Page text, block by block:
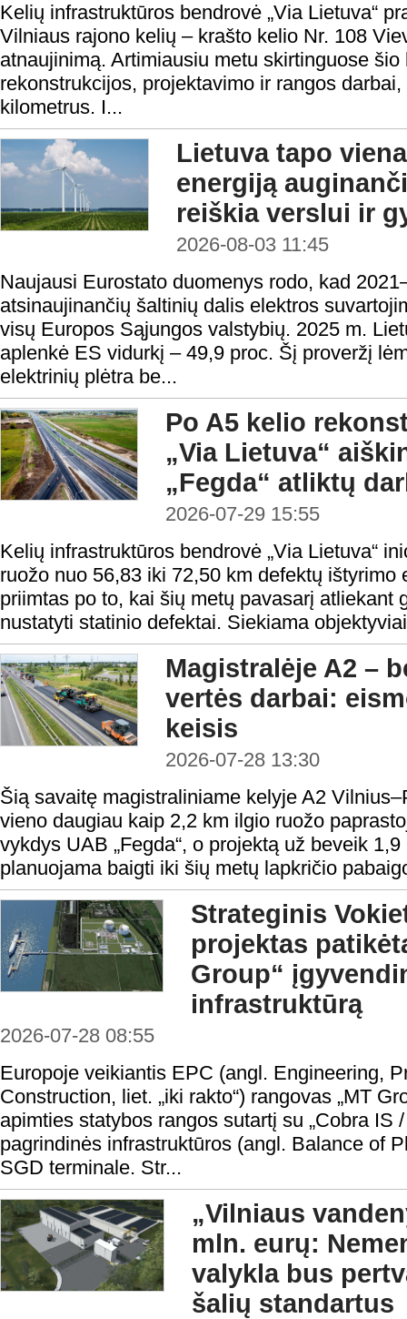
Kelių infrastruktūros bendrovė „Via Lietuva“
Vilniaus rajono kelių – krašto kelio Nr. 108
atnaujinimą. Artimiausiu metu skirtinguose
rekonstrukcijos, projektavimo ir rangos
kilometrus. I...
Lietuva tapo
energiją
reiškia verslui ir
2026-08-03 11:45
Naujausi Eurostato duomenys rodo, kad
atsinaujinančių šaltinių dalis elektros
visų Europos Sąjungos valstybių. 2025 m.
aplenkė ES vidurkį – 49,9 proc. Šį proveržį
elektrinių plėtra be...
Po A5 kelio
„Via Lietuva“
„Fegda“ atliktų
2026-07-29 15:55
Kelių infrastruktūros bendrovė „Via Lietuva“
ruožo nuo 56,83 iki 72,50 km defektų ištyrimo
priimtas po to, kai šių metų pavasarį atliekant
nustatyti statinio defektai. Siekiama
Magistralėje A2 –
vertės darbai:
keisis
2026-07-28 13:30
Šią savaitę magistraliniame kelyje A2
vieno daugiau kaip 2,2 km ilgio ruožo
vykdys UAB „Fegda“, o projektą už beveik
planuojama baigti iki šių metų lapkričio
Strateginis
projektas
Group“
infrastruktūrą
2026-07-28 08:55
Europoje veikiantis EPC (angl. Engineering,
Construction, liet. „iki rakto“) rangovas „MT
apimties statybos rangos sutartį su „Cobra IS
pagrindinės infrastruktūros (angl. Balance of
SGD terminale. Str...
„Vilniaus
mln. eurų:
valykla bus
šalių standartus